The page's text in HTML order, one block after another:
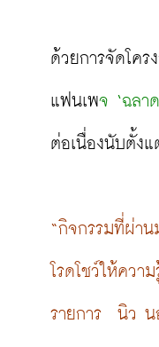
ด้วยการจัดโคร
แฟนเพจ ‘ฉลา
ต่อเนื่องนับตั้งแ
“กิจกรรมที่ผ่าน
โรดโชว์ให้คว
รายการ  นิว